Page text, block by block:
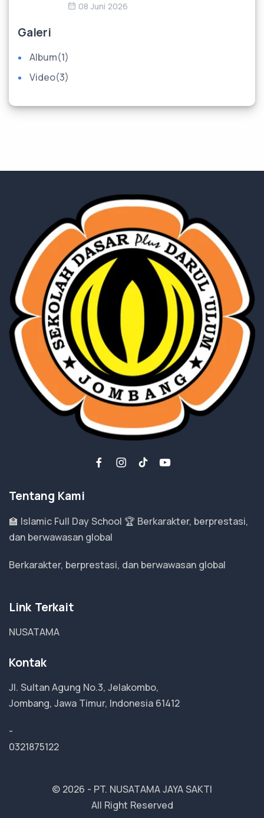
08 Juni 2026
Galeri
Album(1)
Video(3)
Tentang Kami
🏫 Islamic Full Day School 🏆 Berkarakter, berprestasi,
dan berwawasan global
Berkarakter, berprestasi, dan berwawasan global
Link Terkait
NUSATAMA
Kontak
Jl. Sultan Agung No.3, Jelakombo,
Jombang, Jawa Timur, Indonesia 61412
-
0321875122
© 2026 - PT. NUSATAMA JAYA SAKTI
All Right Reserved